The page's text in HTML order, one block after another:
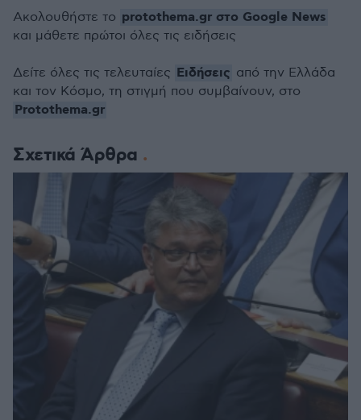
Σχετικά Άρθρα
Ακολουθήστε το protothema.gr στο Google News
και μάθετε πρώτοι όλες τις ειδήσεις
Δείτε όλες τις τελευταίες Ειδήσεις από την Ελλάδα
και τον Κόσμο, τη στιγμή που συμβαίνουν, στο
Protothema.gr